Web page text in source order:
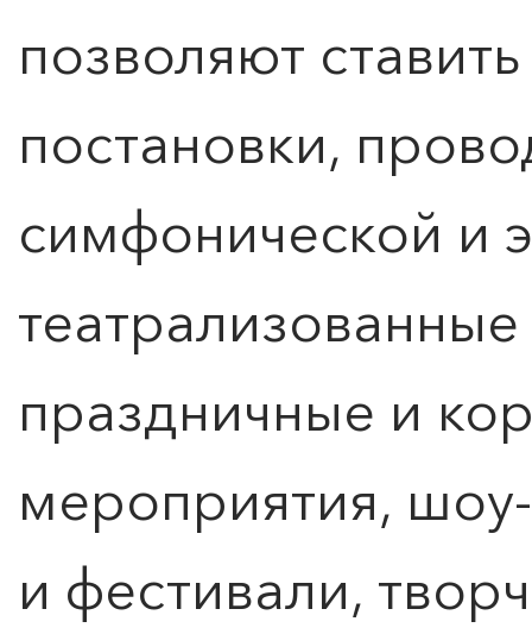
позволяют
постановки,
симфонической и
праздничные и
мероприятия,
и фестивали,